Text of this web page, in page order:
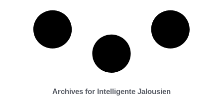
Archives for Intelligente Jalousien